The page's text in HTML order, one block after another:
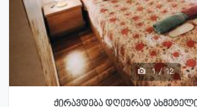
1 / 12
ქირავდება დღიურად